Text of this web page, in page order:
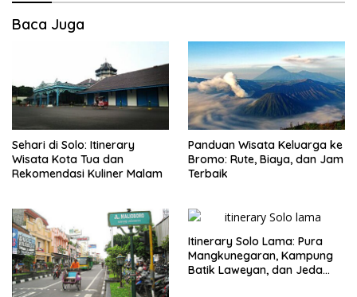
Baca Juga
Sehari di Solo: Itinerary
Wisata Kota Tua dan
Rekomendasi Kuliner Malam
Panduan Wisata Keluarga ke
Bromo: Rute, Biaya, dan Jam
Terbaik
Itinerary Solo Lama: Pura
Mangkunegaran, Kampung
Batik Laweyan, dan Jeda